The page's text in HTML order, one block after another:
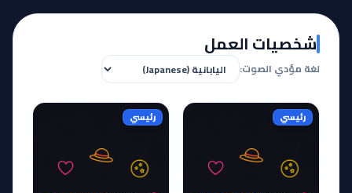
شخصيات العمل
لغة مؤدي الصوت:
رئيسي رئيسي